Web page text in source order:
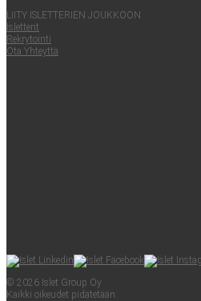
LII­TY ISLET­TE­RIEN JOUKKOON
Islet­te­rit
Rek­ry­toin­ti
Ota Yhteyt­tä
© 2026 Islet Group Oy
Kaik­ki oikeu­det pidätetään.